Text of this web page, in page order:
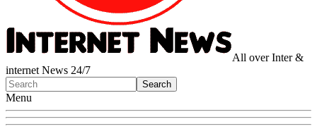
All over Inter &
internet News 24/7
Menu